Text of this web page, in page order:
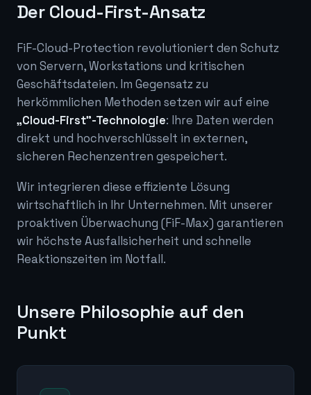
Der Cloud-First-Ansatz
FiF-Cloud-Protection revolutioniert den Schutz
von Servern, Workstations und kritischen
Geschäftsdateien. Im Gegensatz zu
herkömmlichen Methoden setzen wir auf eine
„Cloud-First"-Technologie: Ihre Daten werden
direkt und hochverschlüsselt in externen,
sicheren Rechenzentren gespeichert.
Wir integrieren diese effiziente Lösung
wirtschaftlich in Ihr Unternehmen. Mit unserer
proaktiven Überwachung (FiF-Max) garantieren
wir höchste Ausfallsicherheit und schnelle
Reaktionszeiten im Notfall.
Unsere Philosophie auf den
Punkt